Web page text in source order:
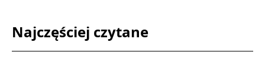
Najczęściej czytane